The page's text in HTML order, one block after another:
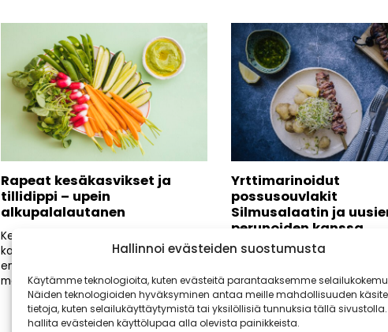
Hallinnoi evästeiden suostumusta
Käytämme teknologioita, kuten evästeitä parantaaksemme
Näiden teknologioiden hyväksyminen antaa meille mahdollisuuden
tietoja, kuten selailukäyttäytymistä tai yksilöllisiä tunnuksia tällä
hallita evästeiden käyttölupaa alla olevista painikkeista.
Rapeat kesäkasvikset ja
tillidippi – upein
alkupalalautanen
Kesäkuussa kotimaisten kasvisten kirjo
kaupoissa ja toreilla laajenee. Kesän
ensimmäiset kasvikset ovat herkkiä
makuja...
Yrttimarinoidut
possusouvlakit
Silmusalaatin ja
perunoiden kanssa
Nyt on tarjolla ihanaa
Silmusalaatin ja uusien
kanssa maistuu...